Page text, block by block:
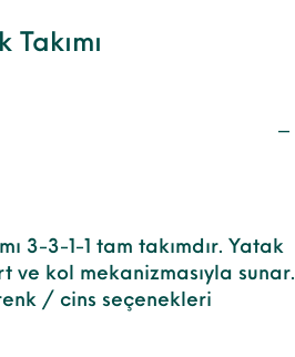
3-3-1-1 tam takımdır. Yatak
ve kol mekanizmasıyla sunar.
/ cins seçenekleri